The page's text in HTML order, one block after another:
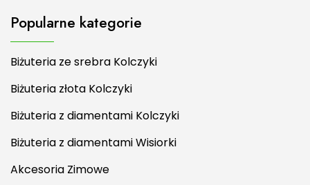
Popularne kategorie
Biżuteria ze srebra Kolczyki
Biżuteria złota Kolczyki
Biżuteria z diamentami Kolczyki
Biżuteria z diamentami Wisiorki
Akcesoria Zimowe